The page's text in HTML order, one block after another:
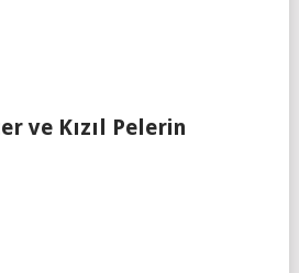
ve Kızıl Pelerin